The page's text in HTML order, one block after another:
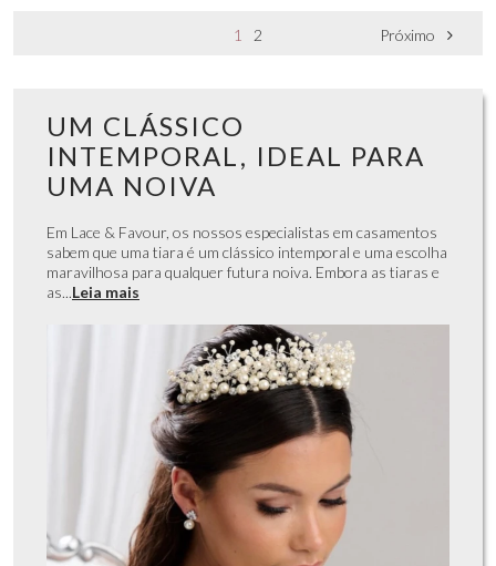
1 2 Próximo
UM CLÁSSICO
INTEMPORAL, IDEAL PARA
UMA NOIVA
Em Lace & Favour, os nossos especialistas em casamentos
sabem que uma tiara é um clássico intemporal e uma escolha
maravilhosa para qualquer futura noiva. Embora as tiaras e
as...Leia mais